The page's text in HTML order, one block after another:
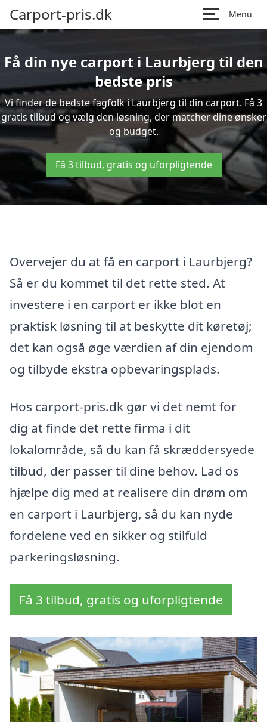
Carport-pris.dk Menu
Få din nye carport i Laurbjerg til den
bedste pris
Vi finder de bedste fagfolk i Laurbjerg til din carport. Få 3
gratis tilbud og vælg den løsning, der matcher dine ønsker
og budget.
Få 3 tilbud, gratis og uforpligtende
Overvejer du at få en carport i Laurbjerg?
Så er du kommet til det rette sted. At
investere i en carport er ikke blot en
praktisk løsning til at beskytte dit køretøj;
det kan også øge værdien af din ejendom
og tilbyde ekstra opbevaringsplads.
Hos carport-pris.dk gør vi det nemt for
dig at finde det rette firma i dit
lokalområde, så du kan få skræddersyede
tilbud, der passer til dine behov. Lad os
hjælpe dig med at realisere din drøm om
en carport i Laurbjerg, så du kan nyde
fordelene ved en sikker og stilfuld
parkeringsløsning.
Få 3 tilbud, gratis og uforpligtende